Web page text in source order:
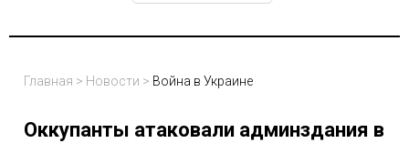
Главная > Новости > Война в Украине
Оккупанты атаковали админздания в